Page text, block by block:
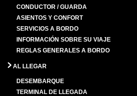
CONDUCTOR / GUARDA
ASIENTOS Y CONFORT
SERVICIOS A BORDO
INFORMACIÓN SOBRE SU VIAJE
REGLAS GENERALES A BORDO
AL LLEGAR
DESEMBARQUE
TERMINAL DE LLEGADA